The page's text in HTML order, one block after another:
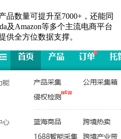
品数量可提升至7000+，还能同
及Amazon等多个主流电商平台
供全方位数据支撑。